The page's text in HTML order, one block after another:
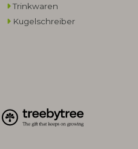
Trinkwaren
Kugelschreiber